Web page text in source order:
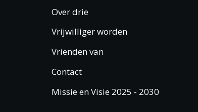
Over drie
Vrijwilliger worden
Vrienden van
Contact
Missie en Visie 2025 - 2030